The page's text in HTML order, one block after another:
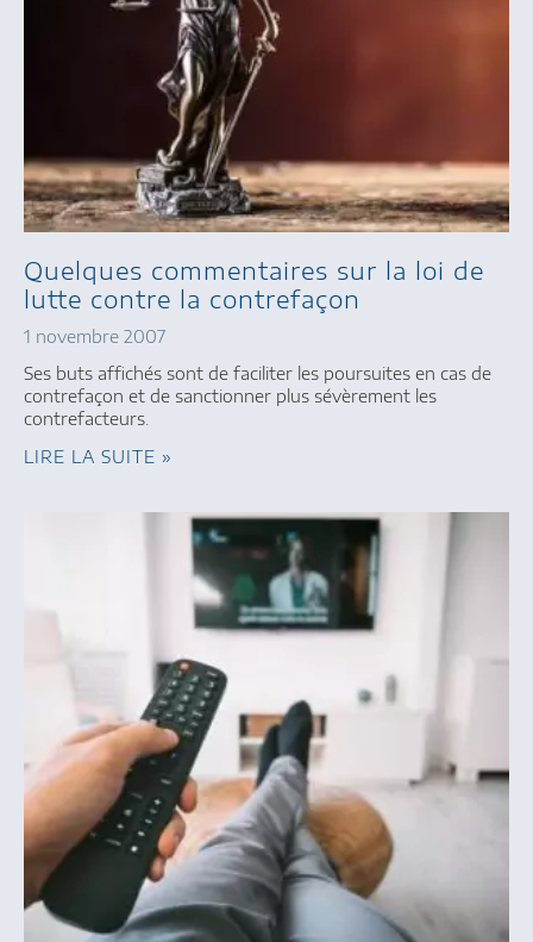
Quelques commentaires sur la loi de
lutte contre la contrefaçon
1 novembre 2007
Ses buts affichés sont de faciliter les poursuites en cas de
contrefaçon et de sanctionner plus sévèrement les
contrefacteurs.
LIRE LA SUITE »